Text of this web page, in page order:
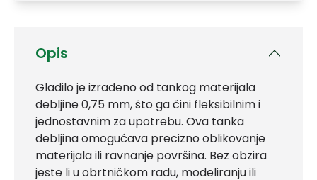
Opis
Gladilo je izrađeno od tankog materijala
debljine 0,75 mm, što ga čini fleksibilnim i
jednostavnim za upotrebu. Ova tanka
debljina omogućava precizno oblikovanje
materijala ili ravnanje površina. Bez obzira
jeste li u obrtničkom radu, modeliranju ili